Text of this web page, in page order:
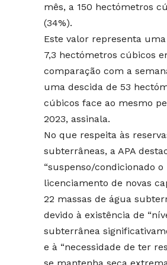
mês, a 150 hectómetros
(34%).
Este valor representa
7,3 hectómetros cúbicos
comparação com a
uma descida de 53
cúbicos face ao mesmo
2023, assinala.
No que respeita às
subterrâneas, a APA
“suspenso/condicionado o
licenciamento de novas
22 massas de água
devido à existência de
subterrânea
e à “necessidade de ter